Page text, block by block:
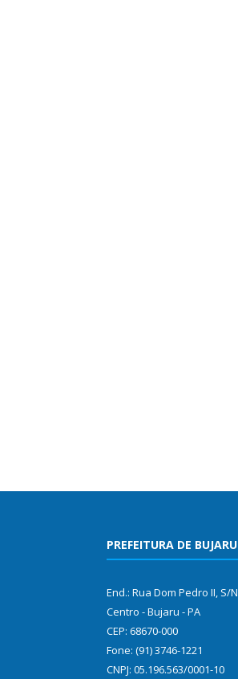
PREFEITURA DE BUJARU
End.: Rua Dom Pedro II, S/N
Centro - Bujaru - PA
CEP: 68670-000
Fone: (91) 3746-1221
CNPJ: 05.196.563/0001-10